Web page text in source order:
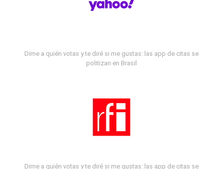
Dime a quién votas y te diré si me gustas: las app de citas se
politizan en Brasil
Dime a quién votas y te diré si me gustas: las app de citas se